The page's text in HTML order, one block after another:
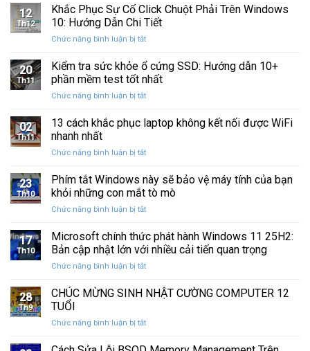
Thập
Kỷ
kẹt
%
sao
và
khôi
Phục
Sự
Cố
Click
Phải
Trên
10:
Dẫn
12
Th12
Khắc Phục Sự Cố Click Chuột Phải Trên Windows
10: Hướng Dẫn Chi Tiết
Chức năng bình luận bị tắtở
Phục
Sự
Cố
Click
Phải
10:
Dẫn
Chi
20
Th11
Kiểm tra sức khỏe ổ cứng SSD: Hướng dẫn 10+
phần mềm test tốt nhất
Chức năng bình luận bị tắtở
tra
sức
ổ
SSD:
Hướng
10+
mềm
test
02
Th11
13 cách khắc phục laptop không kết nối được WiFi
nhanh nhất
Chức năng bình luận bị tắtở
cách
khắc
phục
laptop
kết
nối
WiFi
nhất
23
Th10
Phím tắt Windows này sẽ bảo vệ máy tính của bạn
khỏi những con mắt tò mò
Chức năng bình luận bị tắtở
tắt
Windows
này
sẽ
vệ
của
17
Th10
Microsoft chính thức phát hành Windows 11 25H2:
Bản cập nhật lớn với nhiều cải tiến quan trọng
Chức năng bình luận bị tắtở
chính
hành
11
28
Th9
CHÚC MỪNG SINH NHẬT CƯỜNG COMPUTER 12
TUỔI
Chức năng bình luận bị tắtở
MỪNG